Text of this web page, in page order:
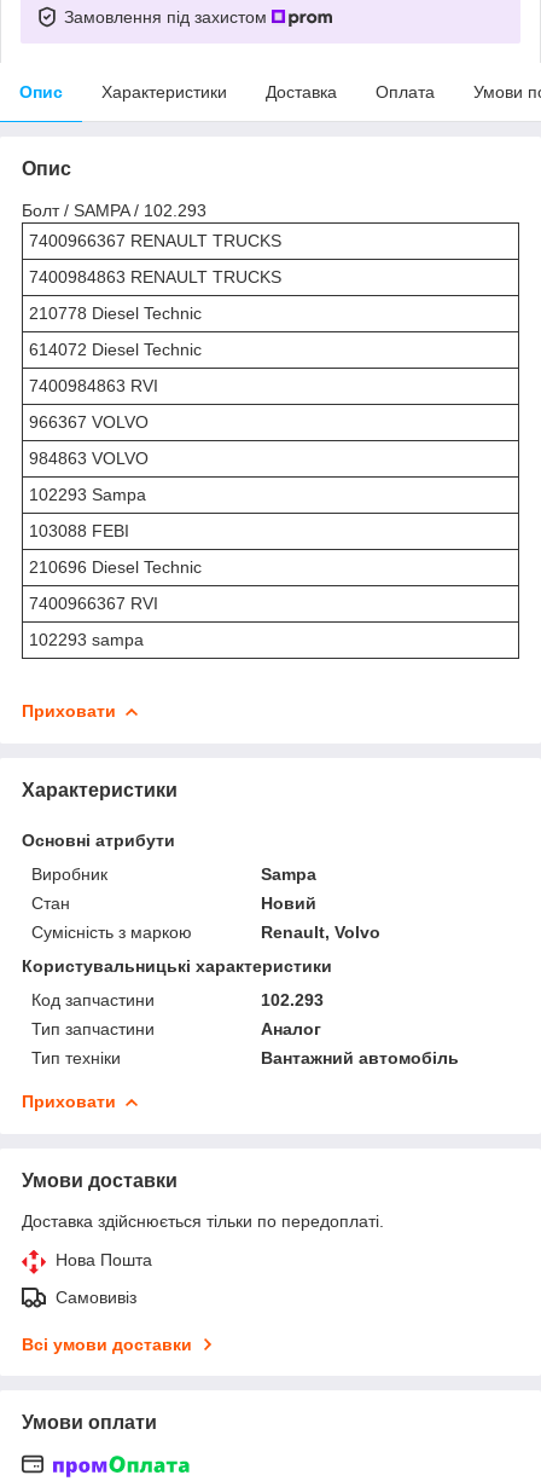
Замовлення під захистом
Опис Характеристики Доставка Оплата Умови
Опис
Болт / SAMPA / 102.293
7400966367 RENAULT TRUCKS
7400984863 RENAULT TRUCKS
210778 Diesel Technic
614072 Diesel Technic
7400984863 RVI
966367 VOLVO
984863 VOLVO
102293 Sampa
103088 FEBI
210696 Diesel Technic
7400966367 RVI
102293 sampa
Приховати
Характеристики
Основні атрибути
Виробник
Sampa
Стан
Новий
Сумісність з маркою
Renault, Volvo
Користувальницькі характеристики
Код запчастини
102.293
Тип запчастини
Аналог
Тип техніки
Вантажний автомобіль
Приховати
Умови доставки
Доставка здійснюється тільки по передоплаті.
Нова Пошта
Самовивіз
Всі умови доставки
Умови оплати